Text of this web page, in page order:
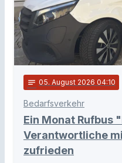
notes 05. August 2026 04:10
Bedarfsverkehr
Ein Monat Rufbus
Verantwortliche
zufrieden